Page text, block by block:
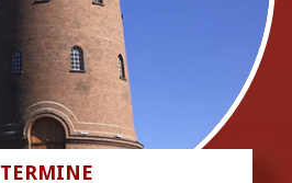
TERMINE